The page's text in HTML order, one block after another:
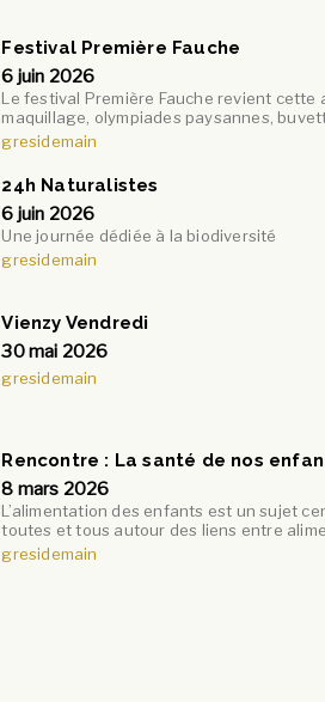
Festival Première Fauche
6 juin 2026
Le festival Première Fauche revient
maquillage, olympiades paysannes,
gresidemain
24h Naturalistes
6 juin 2026
Une journée dédiée à la biodiversité
gresidemain
Vienzy Vendredi
30 mai 2026
gresidemain
Rencontre : La santé de nos
8 mars 2026
L’alimentation des enfants est un sujet
toutes et tous autour des liens entre
gresidemain